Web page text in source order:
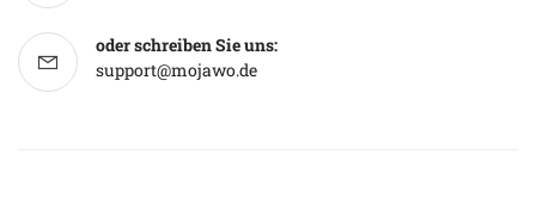
oder schreiben Sie uns:
support@mojawo.de